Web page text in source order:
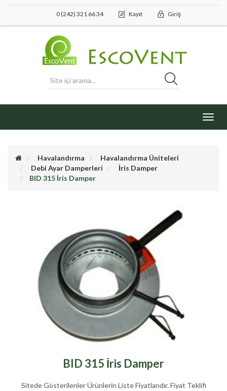
0 (242) 321 66 34 Kayıt Giriş
Havalandırma
Havalandırma Üniteleri
Debi Ayar Damperleri
İris Damper
BID 315 İris Damper
BID 315 İris Damper
Sitede Gösterilenler Ürünlerin Liste Fiyatlarıdır. Fiyat Teklifi